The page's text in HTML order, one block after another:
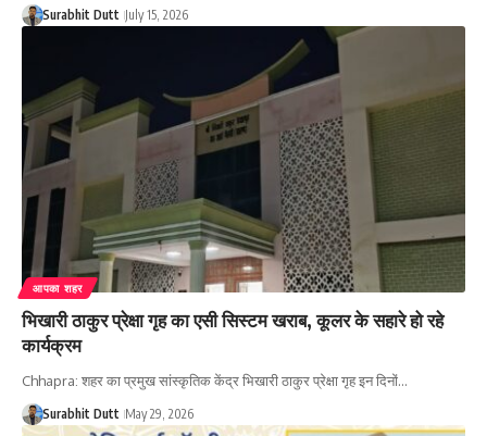
Surabhit Dutt July 15, 2026
आपका शहर
भिखारी ठाकुर प्रेक्षा गृह का एसी सिस्टम खराब, कूलर के सहारे हो रहे
कार्यक्रम
Chhapra: शहर का प्रमुख सांस्कृतिक केंद्र भिखारी ठाकुर प्रेक्षा गृह इन दिनों…
Surabhit Dutt May 29, 2026